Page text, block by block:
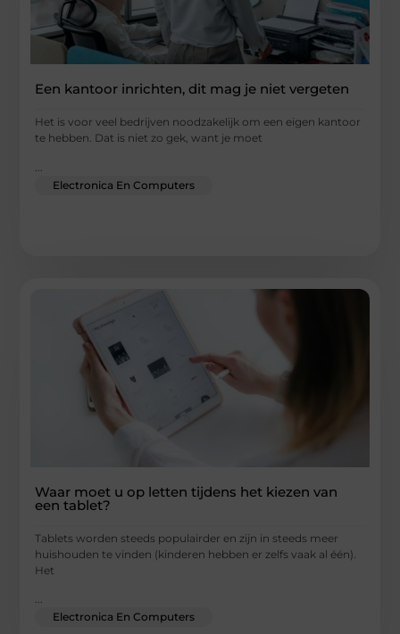
Een kantoor inrichten, dit mag je niet vergeten
Het is voor veel bedrijven noodzakelijk om een eigen kantoor
te hebben. Dat is niet zo gek, want je moet
Electronica En Computers
Waar moet u op letten tijdens het kiezen van
een tablet?
Tablets worden steeds populairder en zijn in steeds meer
huishouden te vinden (kinderen hebben er zelfs vaak al één).
Het
...
Electronica En Computers